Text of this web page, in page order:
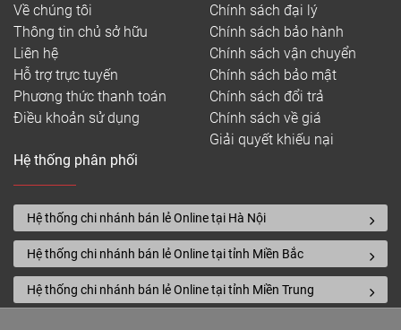
Về chúng tôi
Thông tin chủ sở hữu
Liên hệ
Hỗ trợ trực tuyến
Phương thức thanh toán
Điều khoản sử dụng
Chính sách đại lý
Chính sách bảo hành
Chính sách vận chuyển
Chính sách bảo mật
Chính sách đổi trả
Chính sách về giá
Giải quyết khiếu nại
Hệ thống phân phối
Hệ thống chi nhánh bán lẻ Online tại Hà Nội
Hệ thống chi nhánh bán lẻ Online tại tỉnh Miền Bắc
Hệ thống chi nhánh bán lẻ Online tại tỉnh Miền Trung